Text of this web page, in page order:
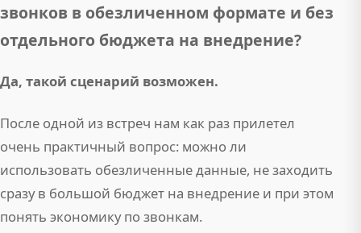
звонков в обезличенном формате и без
отдельного бюджета на внедрение?
Да, такой сценарий возможен.
После одной из встреч нам как раз прилетел
очень практичный вопрос: можно ли
использовать обезличенные данные, не заходить
сразу в большой бюджет на внедрение и при этом
понять экономику по звонкам.